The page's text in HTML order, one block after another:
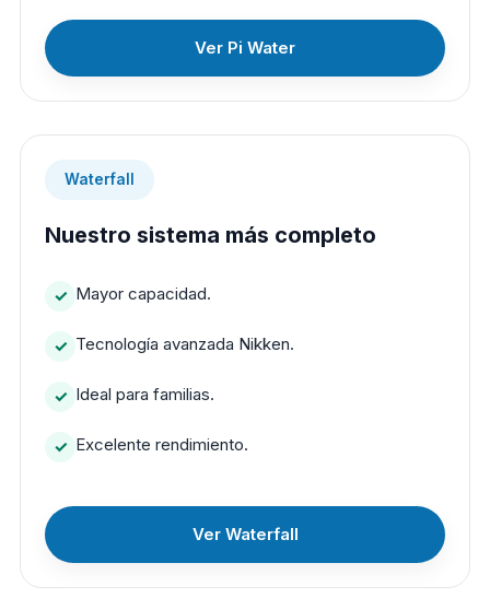
Ver Pi Water
Waterfall
Nuestro sistema más completo
Mayor capacidad.
Tecnología avanzada Nikken.
Ideal para familias.
Excelente rendimiento.
Ver Waterfall